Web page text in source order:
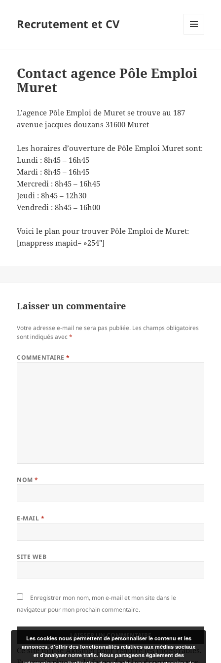
Recrutement et CV
Contact agence Pôle Emploi
Muret
L’agence Pôle Emploi de Muret se trouve au 187
avenue jacques douzans 31600 Muret
Les horaires d’ouverture de Pôle Emploi Muret sont:
Lundi : 8h45 – 16h45
Mardi : 8h45 – 16h45
Mercredi : 8h45 – 16h45
Jeudi : 8h45 – 12h30
Vendredi : 8h45 – 16h00
Voici le plan pour trouver Pôle Emploi de Muret:
[mappress mapid= »254″]
Laisser un commentaire
Votre adresse e-mail ne sera pas publiée. Les champs obligatoires
sont indiqués avec*
COMMENTAIRE*
NOM*
E-MAIL *
SITE WEB
Enregistrer mon nom, mon e-mail et mon site dans le
navigateur pour mon prochain commentaire.
Ce site utilise Akismet pour réduire les indésirables.
Les cookies nous permettent de personnaliser le contenu et les
annonces, d'offrir des fonctionnalités relatives aux médias sociaux
et d'analyser notre trafic. Nous partageons également des